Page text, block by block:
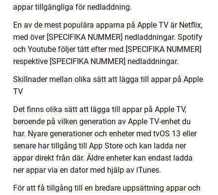
appar tillgängliga för nedladdning.
En av de mest populära apparna på Apple TV är Netflix,
med över [SPECIFIKA NUMMER] nedladdningar. Spotify
och Youtube följer tätt efter med [SPECIFIKA NUMMER]
respektive [SPECIFIKA NUMMER] nedladdningar.
Skillnader mellan olika sätt att lägga till appar på Apple
TV
Det finns olika sätt att lägga till appar på Apple TV,
beroende på vilken generation av Apple TV-enhet du
har. Nyare generationer och enheter med tvOS 13 eller
senare har tillgång till App Store och kan ladda ner
appar direkt från där. Äldre enheter kan endast ladda
ner appar via en dator med hjälp av iTunes.
För att få tillgång till en bredare uppsättning appar och